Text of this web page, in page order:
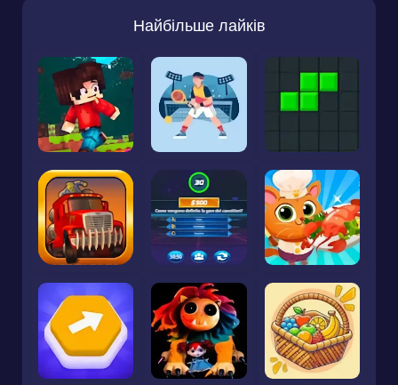
Найбільше лайків